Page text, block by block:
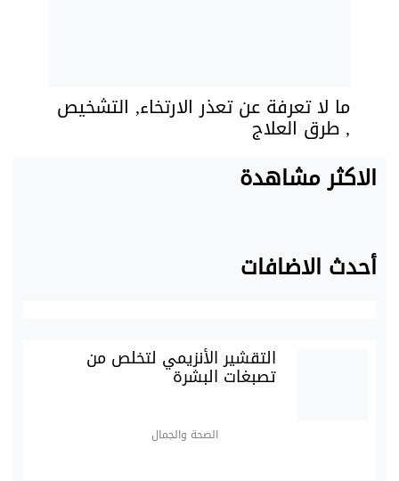
ما لا تعرفة عن تعذر الارتخاء, التشخيص
, طرق العلاج
الاكثر مشاهدة
أحدث الاضافات
التقشير الأنزيمي لتخلص من
تصبغات البشرة
الصحة والجمال